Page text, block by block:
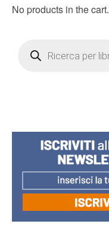
No products in the cart.
search